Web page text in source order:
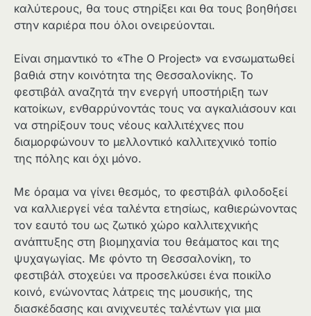
καλύτερους, θα τους στηρίξει και θα τους βοηθήσει
στην καριέρα που όλοι ονειρεύονται.
Είναι σημαντικό το «The O Project» να ενσωματωθεί
βαθιά στην κοινότητα της Θεσσαλονίκης. Το
φεστιβάλ αναζητά την ενεργή υποστήριξη των
κατοίκων, ενθαρρύνοντάς τους να αγκαλιάσουν και
να στηρίξουν τους νέους καλλιτέχνες που
διαμορφώνουν το μελλοντικό καλλιτεχνικό τοπίο
της πόλης και όχι μόνο.
Με όραμα να γίνει θεσμός, το φεστιβάλ φιλοδοξεί
να καλλιεργεί νέα ταλέντα ετησίως, καθιερώνοντας
τον εαυτό του ως ζωτικό χώρο καλλιτεχνικής
ανάπτυξης στη βιομηχανία του θεάματος και της
ψυχαγωγίας. Με φόντο τη Θεσσαλονίκη, το
φεστιβάλ στοχεύει να προσελκύσει ένα ποικίλο
κοινό, ενώνοντας λάτρεις της μουσικής, της
διασκέδασης και ανιχνευτές ταλέντων για μια